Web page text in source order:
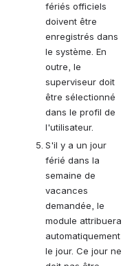
fériés officiels
doivent être
enregistrés dans
le système. En
outre, le
superviseur doit
être sélectionné
dans le profil de
l'utilisateur.
S'il y a un jour
férié dans la
semaine de
vacances
demandée, le
module attribuera
automatiquement
le jour. Ce jour ne